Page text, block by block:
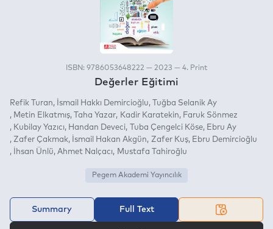
ISBN: 9786053648222 — 2023 — 4. Print
Değerler Eğitimi
Refik Turan İsmail Hakkı Demircioğlu
Tuğba Selanik Ay
Metin Elkatmış
Taha Yazar Kadir Karatekin
Faruk Sönmez
Kubilay Yazıcı
Handan Deveci Tuba Çengelci Köse
Ebru Ay
Zafer Çakmak
İsmail Hakan Akgün Zafer Kuş
Ebru Demircioğlu
İhsan Ünlü Ahmet Nalçacı Mustafa Tahiroğlu
Pegem Akademi Yayıncılık
Summary Full Text